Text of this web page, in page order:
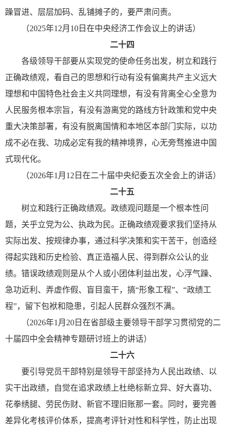
躁冒进、层层加码、乱铺摊子的，要严肃问责。
（2025年12月10日在中央经济工作会议上的讲话）
二十四
各级领导干部要从实现党的使命任务出发，树立和践行
正确政绩观，看自己的思想和行动有没有偏离共产主义远大
理想和中国特色社会主义共同理想，有没有背离全心全意为
人民服务根本宗旨，有没有游离党的路线方针政策和党中央
重大决策部署，有没有脱离国情和本地区本部门实际，以功
成不必在我、功成必定有我的精神境界，心无旁骛推进中国
式现代化。
（2026年1月12日在二十届中央纪委五次全会上的讲话）
二十五
树立和践行正确政绩观。政绩观问题是一个根本性问
题，关乎立党为公、执政为民。正确政绩观要求我们坚持从
实际出发、按规律办事，通过科学决策和实干苦干，创造经
得起实践和历史检验、真正造福人民、得到群众公认的业
绩。错误政绩观则是从个人或小团体利益出发，心浮气躁、
急功近利、弄虚作假、盲目蛮干，搞“形象工程”、“政绩工
程”，留下包袱和隐患，引起人民群众强烈不满。
（2026年1月20日在省部级主要领导干部学习贯彻党的二
十届四中全会精神专题研讨班上的讲话）
二十六
要引导党员干部特别是领导干部坚持为人民出政绩、以
实干出政绩，自觉在追求政绩上杜绝标新立异、好大喜功、
花拳绣腿、劳民伤财、新官不理旧账那一套。同时，要完善
差异化考核评价体系，提高考评针对性和科学性，防止出现